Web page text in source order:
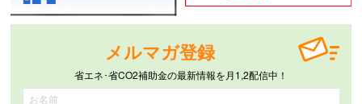
メルマガ登録
省エネ･省CO2補助金の最新情報を月1,2配信中！